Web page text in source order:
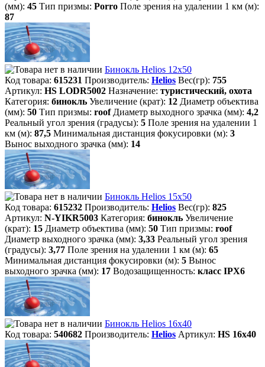
(мм): 45 Тип призмы: Porro Поле зрения на удалении 1 км (м):
87
Бинокль Helios 12х50
Код товара: 615231 Производитель: Helios Вес(гр): 755
Артикул: HS LODR5002 Назначение: туристический, охота
Категория: бинокль Увеличение (крат): 12 Диаметр объектива
(мм): 50 Тип призмы: roof Диаметр выходного зрачка (мм): 4,2
Реальный угол зрения (градусы): 5 Поле зрения на удалении 1
км (м): 87,5 Минимальная дистанция фокусировки (м): 3
Вынос выходного зрачка (мм): 14
Бинокль Helios 15х50
Код товара: 615232 Производитель: Helios Вес(гр): 825
Артикул: N-YIKR5003 Категория: бинокль Увеличение
(крат): 15 Диаметр объектива (мм): 50 Тип призмы: roof
Диаметр выходного зрачка (мм): 3,33 Реальный угол зрения
(градусы): 3,77 Поле зрения на удалении 1 км (м): 65
Минимальная дистанция фокусировки (м): 5 Вынос
выходного зрачка (мм): 17 Водозащищенность: класc IPX6
Бинокль Helios 16x40
Код товара: 540682 Производитель: Helios Артикул: HS 16x40